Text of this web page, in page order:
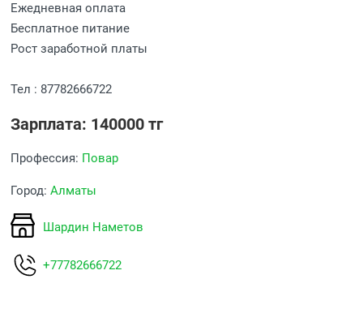
Ежедневная оплата
Бесплатное питание
Рост заработной платы
Тел : 87782666722
Зарплата: 140000 тг
Профессия: Повар
Город:Алматы
Шардин Наметов
+77782666722